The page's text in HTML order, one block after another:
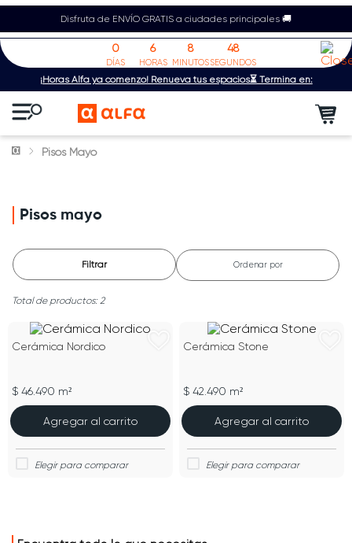
Disfruta de ENVÍO GRATIS a ciudades principales 🚚
¡Horas Alfa ya comenzó! Renueva tus espacios⏳ Termina en:
0
DÍAS
6
HORAS
8
MINUTOS
48
SEGUNDOS
Pisos Mayo
Pisos mayo
Filtrar Ordenar por
2
Cerámica Nordico
$ 46.490 m²
Agregar al carrito
Cerámica Stone
$ 42.490 m²
Agregar al carrito